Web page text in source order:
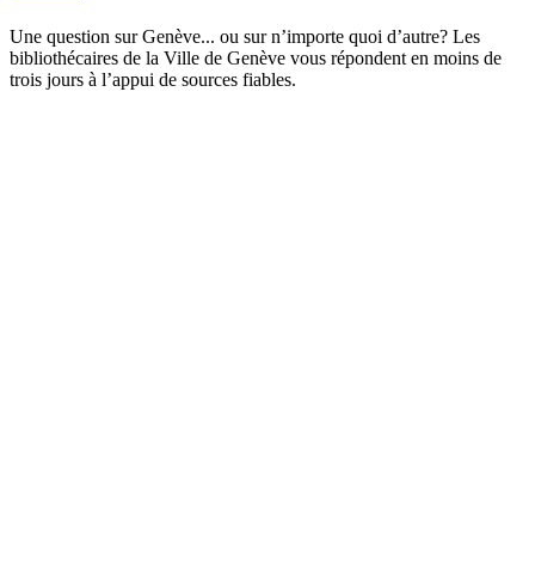
Une question sur Genève... ou sur n’importe quoi d’autre? Les
bibliothécaires de la Ville de Genève vous répondent en moins de
trois jours à l’appui de sources fiables.